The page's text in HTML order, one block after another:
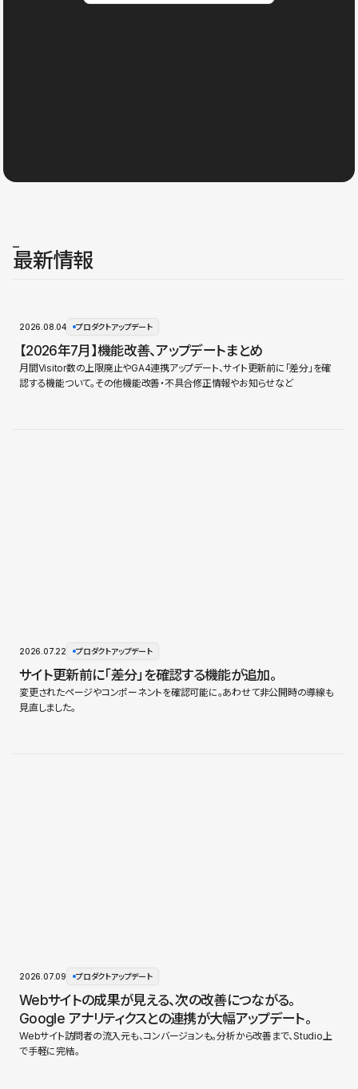
最新情報
2026.08.04 プロダクトアップデート
【2026年7月】機能改善、アップデートまとめ
月間Visitor数の上限廃止やGA4連携アップデート、サイト更新前に「差分」を確
認する機能ついて。その他機能改善・不具合修正情報やお知らせなど
2026.07.22 プロダクトアップデート
サイト更新前に「差分」を確認する機能が追加。
変更されたページやコンポーネントを確認可能に。あわせて非公開時の導線も
見直しました。
2026.07.09 プロダクトアップデート
Webサイトの成果が見える、次の改善につながる。
Google アナリティクスとの連携が大幅アップデート。
Webサイト訪問者の流入元も、コンバージョンも。分析から改善まで、Studio上
で手軽に完結。